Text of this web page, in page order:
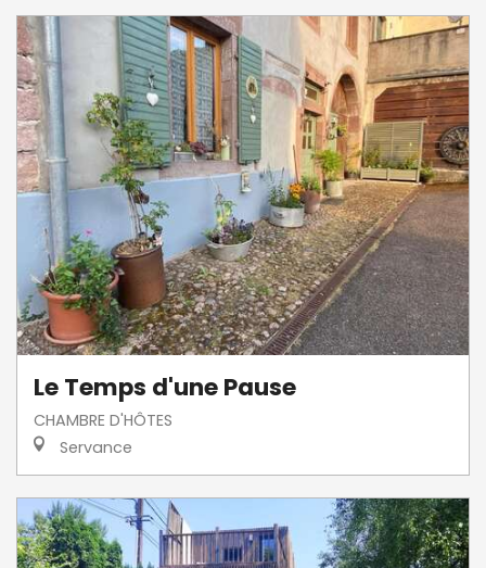
Le Temps d'une Pause
CHAMBRE D'HÔTES
Servance